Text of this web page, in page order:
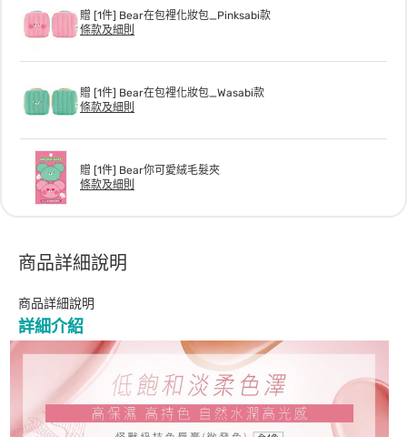
贈 [1件] Bear在包裡化妝包_Pinksabi款
條款及細則
贈 [1件] Bear在包裡化妝包_Wasabi款
條款及細則
贈 [1件] Bear你可愛絨毛髮夾
條款及細則
商品詳細說明
商品詳細說明
詳細介紹